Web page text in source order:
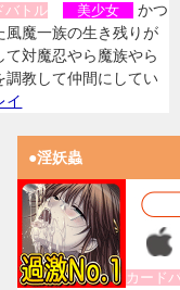
バトル 美少女
かつ
風魔一族の生き残りが
対魔忍やら魔族やら
調教して仲間にしてい
イ
●淫妖蟲
カード